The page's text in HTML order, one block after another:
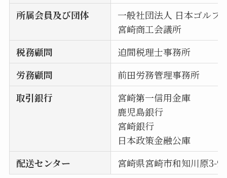
所属会員及び団体
一般社団法人 日本ゴルフ
宮崎商工会議所
税務顧問
迫間税理士事務所
労務顧問
前田労務管理事務所
取引銀行
宮崎第一信用金庫
鹿児島銀行
宮崎銀行
日本政策金融公庫
配送センター
宮崎県宮崎市和知川原3-